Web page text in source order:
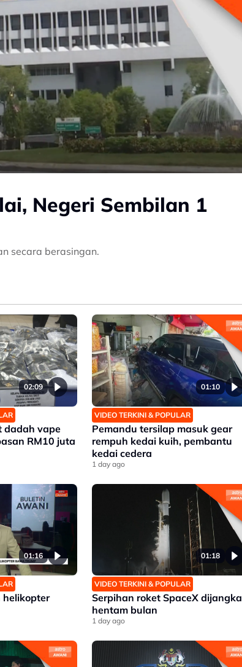
Negeri Sembilan 1
secara berasingan.
02:09
dadah vape
RM10 juta
01:10
VIDEO TERKINI & POPULAR
Pemandu tersilap masuk gear
rempuh kedai kuih, pembantu
kedai cedera
1 day ago
01:16
helikopter
01:18
VIDEO TERKINI & POPULAR
Serpihan roket SpaceX dijangka
hentam bulan
1 day ago